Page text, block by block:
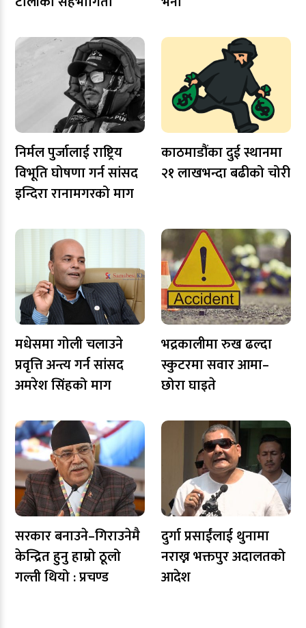
निर्मल पुर्जालाई राष्ट्रिय
विभूति घोषणा गर्न सांसद
इन्दिरा रानामगरको माग
काठमाडौंका दुई स्थानमा
२१ लाखभन्दा बढीको चोरी
मधेसमा गोली चलाउने
प्रवृत्ति अन्त्य गर्न सांसद
अमरेश सिंहको माग
भद्रकालीमा रुख ढल्दा
स्कुटरमा सवार आमा–
छोरा घाइते
सरकार बनाउने–गिराउनेमै
केन्द्रित हुनु हाम्रो ठूलो
गल्ती थियो : प्रचण्ड
दुर्गा प्रसाईंलाई थुनामा
नराख्न भक्तपुर अदालतको
आदेश